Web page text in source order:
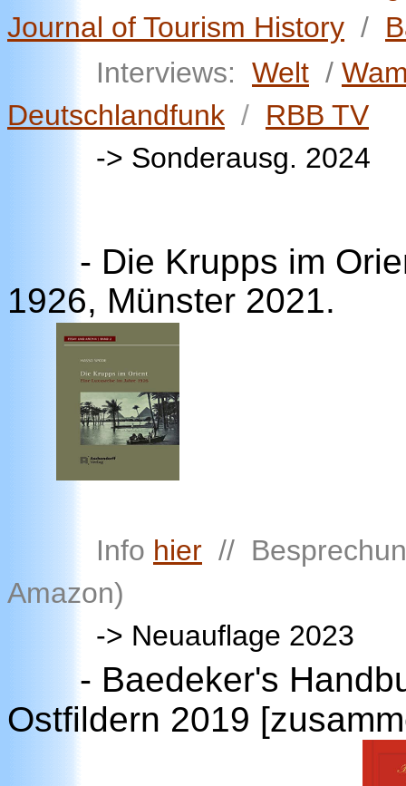
Journal of Tourism History /
Interviews: Welt /
Deutschlandfunk / RBB TV
-> Sonderausg. 2024
- Die Krupps im
1926, Münster 2021.
Info hier //
Amazon)
-> Neuauflage 2023
- Baedeker's
Ostfildern 2019